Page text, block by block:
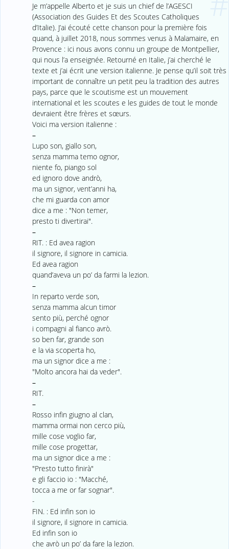
Je m’appelle Alberto et je suis un chief de l’AGESCI
(Association des Guides Et des Scoutes Catholiques
d’Italie). J’ai écouté cette chanson pour la première fois
quand, à juillet 2018, nous sommes venus à Malamaire, en
Provence : ici nous avons connu un groupe de Montpellier,
qui nous l’a enseignée. Retourné en Italie, j’ai cherché le
texte et j’ai écrit une version italienne. Je pense qu’il soit très
important de connaître un petit peu la tradition des autres
pays, parce que le scoutisme est un mouvement
international et les scoutes e les guides de tout le monde
devraient être frères et sœurs.
Voici ma version italienne :
–
Lupo son, giallo son,
senza mamma temo ognor,
niente fo, piango sol
ed ignoro dove andrò,
ma un signor, vent’anni ha,
che mi guarda con amor
dice a me : "Non temer,
presto ti divertirai".
–
RIT. : Ed avea ragion
il signore, il signore in camicia.
Ed avea ragion
quand’aveva un po’ da farmi la lezion.
–
In reparto verde son,
senza mamma alcun timor
sento più, perché ognor
i compagni al fianco avrò.
so ben far, grande son
e la via scoperta ho,
ma un signor dice a me :
"Molto ancora hai da veder".
–
RIT.
–
Rosso infin giugno al clan,
mamma ormai non cerco più,
mille cose voglio far,
mille cose progettar,
ma un signor dice a me :
"Presto tutto finirà"
e gli faccio io : "Macché,
tocca a me or far sognar".
-
FIN. : Ed infin son io
il signore, il signore in camicia.
Ed infin son io
che avrò un po’ da fare la lezion.